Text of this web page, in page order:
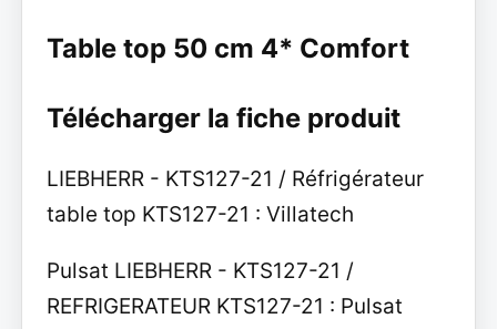
Table top 50 cm 4* Comfort
Télécharger la fiche produit
LIEBHERR - KTS127-21 / Réfrigérateur
table top KTS127-21 : Villatech
Pulsat LIEBHERR - KTS127-21 /
REFRIGERATEUR KTS127-21 : Pulsat